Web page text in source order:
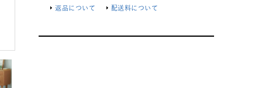
返品について 配送料について